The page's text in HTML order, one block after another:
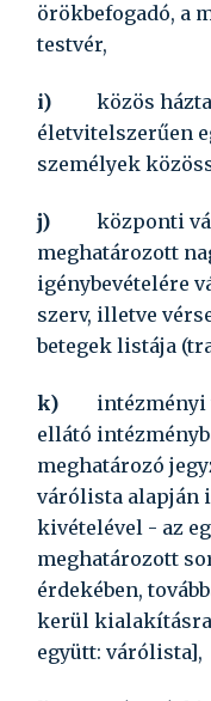
örökbefogadó, a
testvér,
i) közös
életvitelszerűen
személyek
j) központi
meghatározott
igénybevételére
szerv, illetve
betegek listája
k) intézményi
ellátó
meghatározó
várólista alapján
kivételével - az
meghatározott
érdekében,
kerül
együtt: várólista],